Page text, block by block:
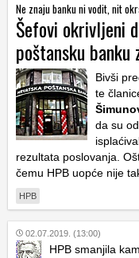
Ne znaju banku ni vodit, nit
Šefovi okrivljeni
poštansku banku
Bivši
te
da su
rezultata poslovanja.
čemu HPB uopće nije
HPB
02.07.2019. (13:00)
HPB smanjila